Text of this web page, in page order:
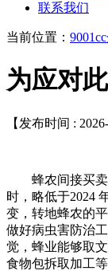
联系我们
当前位置：
为应对
【发布时间 :
蜂农间接买卖
时，略低于2024
变，转地蜂农的
做好病虫害防治
觉，蜂业能够取
食物包拆取加工